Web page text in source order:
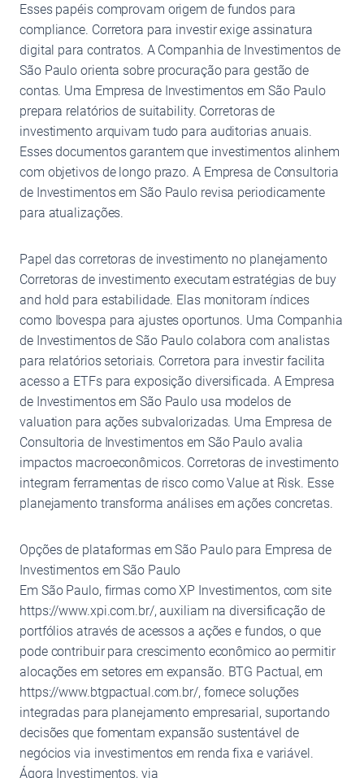
Esses papéis comprovam origem de fundos para
compliance. Corretora para investir exige assinatura
digital para contratos. A Companhia de Investimentos de
São Paulo orienta sobre procuração para gestão de
contas. Uma Empresa de Investimentos em São Paulo
prepara relatórios de suitability. Corretoras de
investimento arquivam tudo para auditorias anuais.
Esses documentos garantem que investimentos alinhem
com objetivos de longo prazo. A Empresa de Consultoria
de Investimentos em São Paulo revisa periodicamente
para atualizações.
Papel das corretoras de investimento no planejamento
Corretoras de investimento executam estratégias de buy
and hold para estabilidade. Elas monitoram índices
como Ibovespa para ajustes oportunos. Uma Companhia
de Investimentos de São Paulo colabora com analistas
para relatórios setoriais. Corretora para investir facilita
acesso a ETFs para exposição diversificada. A Empresa
de Investimentos em São Paulo usa modelos de
valuation para ações subvalorizadas. Uma Empresa de
Consultoria de Investimentos em São Paulo avalia
impactos macroeconômicos. Corretoras de investimento
integram ferramentas de risco como Value at Risk. Esse
planejamento transforma análises em ações concretas.
Opções de plataformas em São Paulo para Empresa de
Investimentos em São Paulo
Em São Paulo, firmas como XP Investimentos, com site
https://www.xpi.com.br/, auxiliam na diversificação de
portfólios através de acessos a ações e fundos, o que
pode contribuir para crescimento econômico ao permitir
alocações em setores em expansão. BTG Pactual, em
https://www.btgpactual.com.br/, fornece soluções
integradas para planejamento empresarial, suportando
decisões que fomentam expansão sustentável de
negócios via investimentos em renda fixa e variável.
Ágora Investimentos, via